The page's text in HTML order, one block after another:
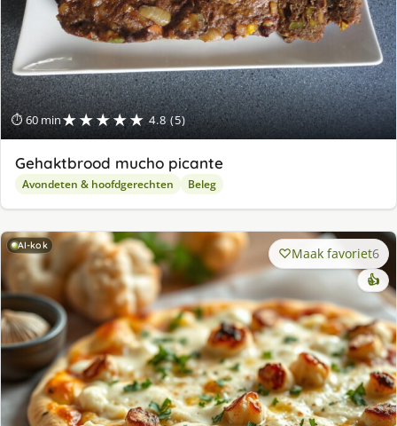
⏱ 60 min★★★★★ 4.8 (5)
Gehaktbrood mucho picante
Avondeten & hoofdgerechten Beleg
AI-kok Maak favoriet6
👍